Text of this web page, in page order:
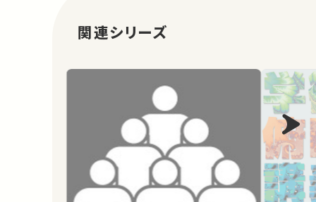
関連シリーズ